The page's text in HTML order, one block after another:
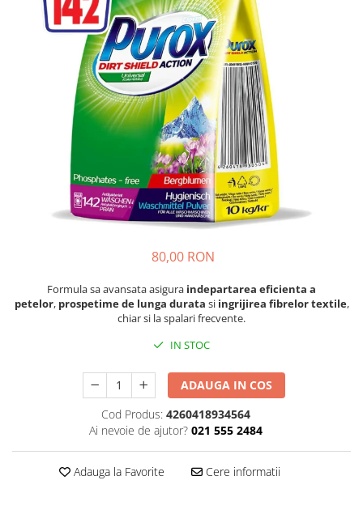
Bioactivatori & Tratamente Fose
Manusi Protectie
Solutii curatare mobila
Ceaiuri
Ingrijire Par
Ingrijire corp
Ingrijire maini
Ingrijire picioare
Ingrijire Urechi
Îngrijire Ten
Curatare Intretinere Incaltaminte
Igiena Orala
Produse incontinenta
Servetele Umede
80,00 RON
Formula sa avansata asigura inde­partarea eficienta a
petelor, prospetime de lunga durata si ingrijirea fibrelor textile,
chiar si la spalari frecvente.
IN STOC
ADAUGA IN COS
Cod Produs: 4260418934564
Ai nevoie de ajutor? 021 555 2484
Adauga la Favorite Cere informatii